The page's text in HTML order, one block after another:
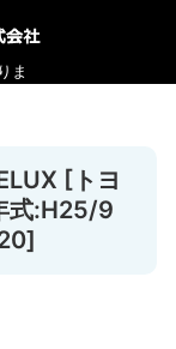
[トヨ
式:H25/9